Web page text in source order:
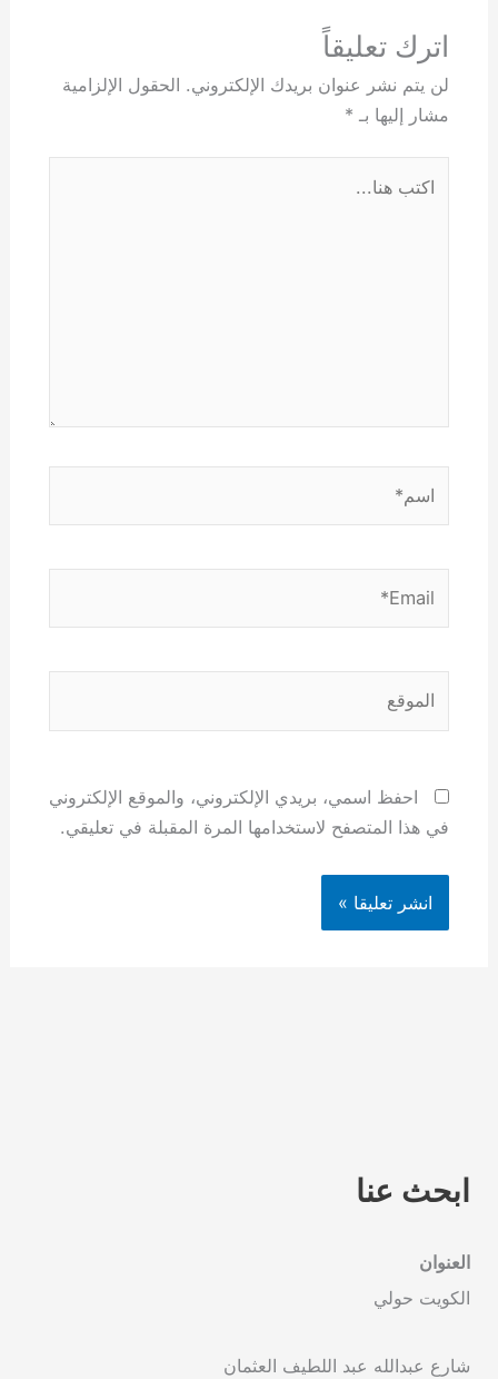
اترك تعليقاً
لن يتم نشر عنوان بريدك الإلكتروني. الحقول الإلزامية
مشار إليها بـ *
هنا...
احفظ اسمي، بريدي الإلكتروني، والموقع الإلكتروني
في هذا المتصفح لاستخدامها المرة المقبلة في تعليقي.
ابحث عنا
العنوان
الكويت حولي
شارع عبدالله عبد اللطيف العثمان